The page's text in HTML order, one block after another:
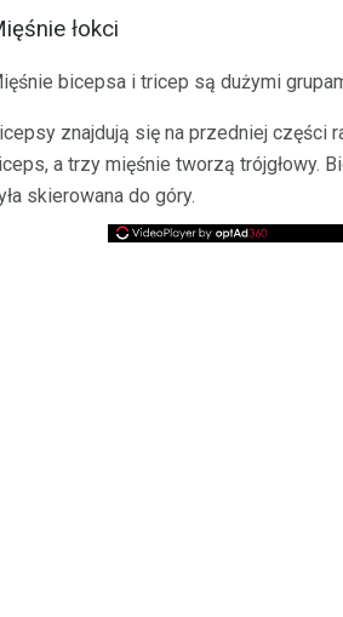
łokci
bicepsa i tricep są dużymi
znajdują się na przedniej części
a trzy mięśnie tworzą trójgłowy.
skierowana do góry.